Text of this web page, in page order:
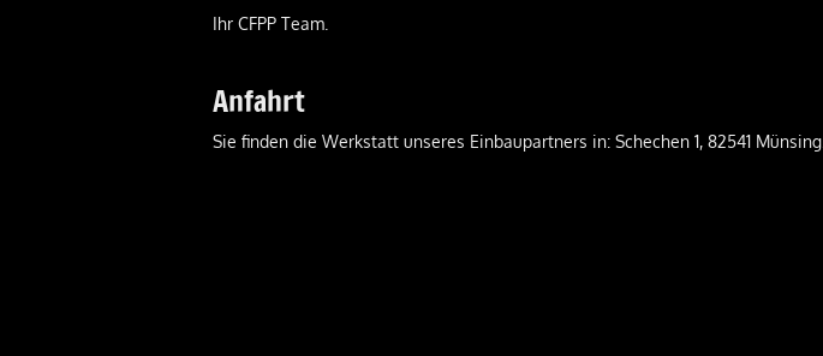
Ihr CFPP Team.
Anfahrt
Sie finden die Werkstatt unseres Einbaupartners in: Schechen 1, 82541 Münsing.